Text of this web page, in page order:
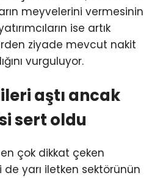
meyvelerini vermesinin
ise artık
ziyade mevcut nakit
vurguluyor.
aştı ancak
sert oldu
çok dikkat çeken
yarı iletken sektörünün